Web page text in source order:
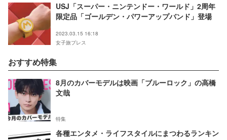
USJ「スーパー・ニンテンドー・ワールド」2周年
限定品「ゴールデン・パワーアップバンド」登場
2023.03.15 16:18
女子旅プレス
おすすめ特集
8月のカバーモデルは映画「ブルーロック」の高橋
文哉
特集
各種エンタメ・ライフスタイルにまつわるランキン